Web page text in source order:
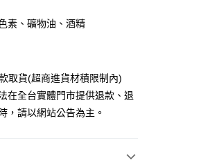
數、繳款截止日，確認付款後即
素、礦物油、酒精
取貨(超商進貨材積限制內)
在全台實體門市提供退款、退
，請以網站公告為主。